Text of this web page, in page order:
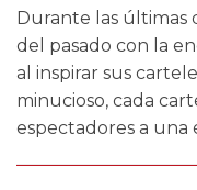
Durante las últimas
del pasado con la
al inspirar sus
minucioso, cada
espectadores a una